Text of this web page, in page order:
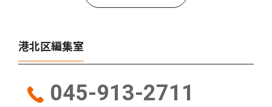
港北区編集室
045-913-2711